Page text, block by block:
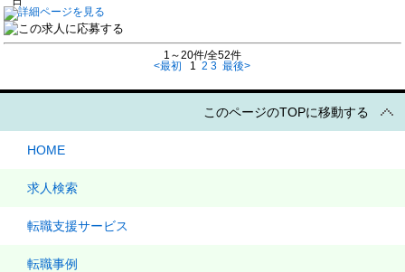
1～20件/全52件
<最初
1 2 3 最後>
このページのTOPに移動する
HOME
求人検索
転職支援サービス
転職事例